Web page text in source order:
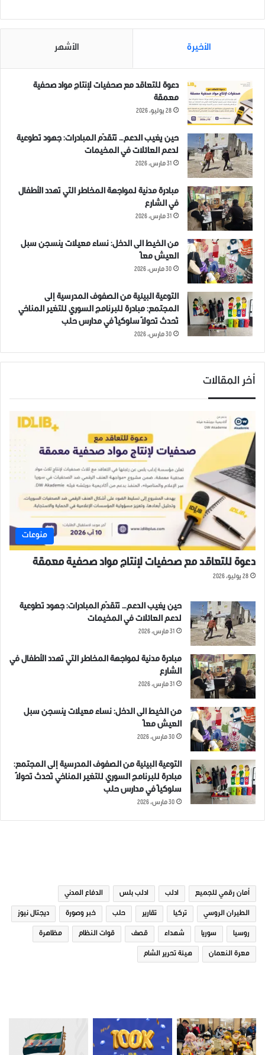
في "اخبار عاجلة"
في "صور عامة"
شهداء وجرحى من المدنيين
نتيجة انفجار دراجة نارية مفخخة
في مدينة جرابلس بريف حلب
الشمالي.
24 مايو، 2021
في "اخبار عاجلة"
أطمة ادلب دراجة نارية
الأخيرة الأشهر
دعوة للتعاقد مع صحفيات لإنتاج مواد صحفية
معمقة
28 يوليو، 2026
حين يغيب الدعم… تتقدّم المبادرات: جهود تطوعية
لدعم العائلات في المخيمات
31 مارس، 2026
مبادرة مدنية لمواجهة المخاطر التي تهدد الأطفال
في الشارع
31 مارس، 2026
من الخيط الى الدخل: نساء معيلات ينسجن سبل
العيش معاً
30 مارس، 2026
التوعية البيئية من الصفوف المدرسية إلى
المجتمع: مبادرة للبرنامج السوري للتغير المناخي
تُحدث تحولاً سلوكياً في مدارس حلب
30 مارس، 2026
أخر المقالات
منوعات
دعوة للتعاقد مع صحفيات لإنتاج مواد صحفية معمقة
28 يوليو، 2026
حين يغيب الدعم… تتقدّم المبادرات: جهود تطوعية
لدعم العائلات في المخيمات
31 مارس، 2026
مبادرة مدنية لمواجهة المخاطر التي تهدد الأطفال في
الشارع
31 مارس، 2026
من الخيط الى الدخل: نساء معيلات ينسجن سبل
العيش معاً
30 مارس، 2026
التوعية البيئية من الصفوف المدرسية إلى المجتمع:
مبادرة للبرنامج السوري للتغير المناخي تُحدث تحولاً
سلوكياً في مدارس حلب
30 مارس، 2026
أمان رقمي للجميع ادلب ادلب بلس الدفاع المدني
الطيران الروسي تركيا تقارير حلب خبر وصورة ديجتال نيوز
روسيا سوريا شهداء قصف قوات النظام مظاهرة
معرة النعمان هيئة تحرير الشام